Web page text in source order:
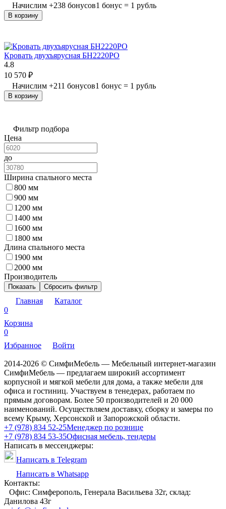
Начислим +238 бонусов1 бонус = 1 рубль
В корзину
Кровать двухъярусная БН2220РО
4.8
10 570 ₽
Начислим +211 бонусов1 бонус = 1 рубль
В корзину
Фильтр подбора
Цена
до
Ширина спального места
800 мм
900 мм
1200 мм
1400 мм
1600 мм
1800 мм
Длина спального места
1900 мм
2000 мм
Производитель
Показать Сбросить фильтр
Главная
Каталог
0
Корзина
0
Избранное
Войти
2014-2026 © СимфиМебель — Мебельный интернет-магазин
СимфиМебель — предлагаем широкий ассортимент
корпусной и мягкой мебели для дома, а также мебели для
офиса и гостиниц. Участвуем в тенедерах, работаем по
прямым договорам. Более 50 производителей и 20 000
наименований. Осуществляем доставку, сборку и замеры по
всему Крыму, Херсонской и Запорожской области.
+7 (978) 834 52-25Менеджер по рознице
+7 (978) 834 53-35Офисная мебель, тендеры
Написать в мессенджеры:
Написать в Telegram
Написать в Whatsapp
Контакты:
Офис: Симферополь, Генерала Васильева 32г, склад:
Данилова 43г